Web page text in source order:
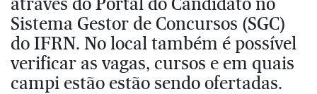
Sistema Gestor de Concursos (SGC)
do IFRN. No local também é possível
verificar as vagas, cursos e em quais
campi estão estão sendo ofertadas.